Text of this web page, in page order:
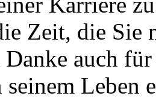
Zeit, die Sie
auch
Leben